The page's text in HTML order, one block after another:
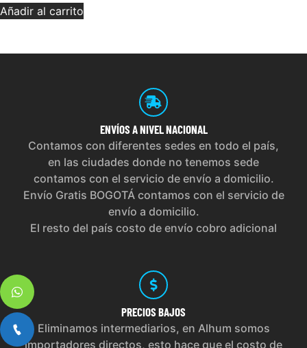
Añadir al carrito
ENVÍOS A NIVEL NACIONAL
Contamos con diferentes sedes en todo el país,
en las ciudades donde no tenemos sede
contamos con el servicio de envío a domicilio.
Envío Gratis BOGOTÁ contamos con el servicio de
envío a domicilio.
El resto del país costo de envío cobro adicional
PRECIOS BAJOS
Eliminamos intermediarios, en Alhum somos
importadores directos, esto hace que el costo de